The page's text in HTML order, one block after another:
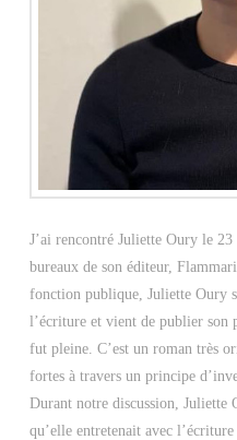
J’ai rencontré Juliette Oury le
bureaux de son éditeur,
fonction publique, Juliette Oury
l’écriture et vient de publier son
fut pleine. C’est un roman très
fortes à travers un principe
Durant notre discussion, Juliette
qu’elle entretenait avec